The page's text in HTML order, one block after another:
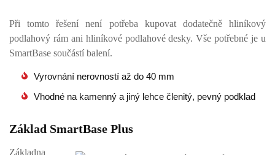
Při tomto řešení není potřeba kupovat dodatečně hliníkový
podlahový rám ani hliníkové podlahové desky. Vše potřebné je u
SmartBase součástí balení.
Vyrovnání nerovností až do 40 mm
Vhodné na kamenný a jiný lehce členitý, pevný podklad
Základ SmartBase Plus
Základna